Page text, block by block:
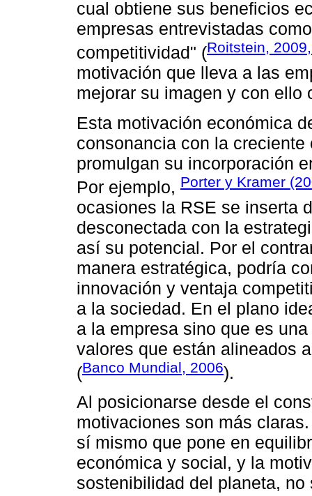
cual obtiene sus beneficios
empresas entrevistadas
competitividad" (Roitstein,
motivación que lleva a las
mejorar su imagen y con ello
Esta motivación económica
consonancia con la
promulgan su incorporación
Por ejemplo, Porter y Kramer
ocasiones la RSE se inserta
desconectada con la
así su potencial. Por el
manera estratégica, podría
innovación y ventaja
a la sociedad. En el plano
a la empresa sino que es
valores que están alineados
(Banco Mundial, 2006).
Al posicionarse desde el
motivaciones son más
sí mismo que pone en
económica y social, y la
sostenibilidad del planeta,